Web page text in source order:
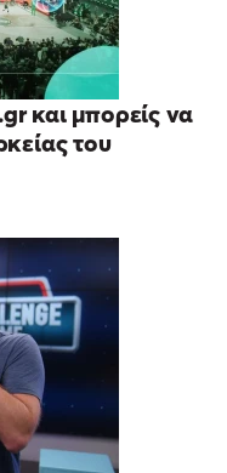
και μπορείς να
του